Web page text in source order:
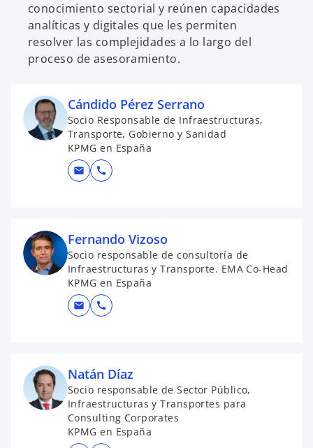
conocimiento sectorial y reúnen capacidades
analíticas y digitales que les permiten
resolver las complejidades a lo largo del
proceso de asesoramiento.
Cándido Pérez Serrano
Socio Responsable de Infraestructuras,
Transporte, Gobierno y Sanidad
KPMG en España
mail call
Fernando Vizoso
Socio responsable de consultoría de
Infraestructuras y Transporte. EMA Co-Head
KPMG en España
mail call
Natán Díaz
Socio responsable de Sector Público,
Infraestructuras y Transportes para
Consulting Corporates
KPMG en España